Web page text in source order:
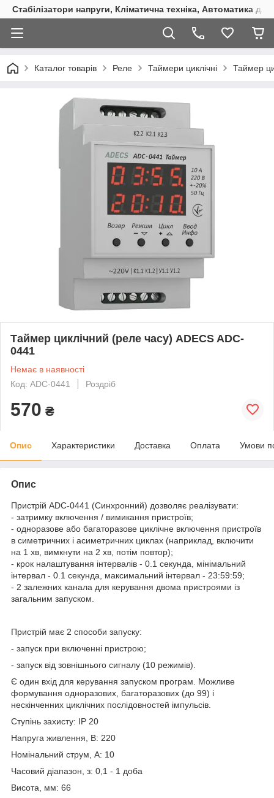
Стабілізатори напруги, Кліматична техніка, Автоматика
Каталог товарів Реле Таймери циклічні Таймер
Таймер циклічний (реле часу) ADECS ADC-
0441
Немає в наявності
Код: ADC-0441
Роздріб
570 ₴
Опис Характеристики Доставка Оплата Умови
Опис
Пристрій ADC-0441 (Синхронний) дозволяє реалізувати:
- затримку включення / вимикання пристроїв;
- одноразове або багаторазове циклічне включення пристроїв
в симетричних і асиметричних циклах (наприклад, включити
на 1 хв, вимкнути на 2 хв, потім повтор);
- крок налаштування інтервалів - 0.1 секунда, мінімальний
інтервал - 0.1 секунда, максимальний інтервал - 23:59:59;
- 2 залежних канала для керування двома пристроями із
загальним запуском.
Пристрій має 2 способи запуску:
- запуск при включенні пристрою;
- запуск від зовнішнього сигналу (10 режимів).
Є один вхід для керування запуском програм. Можливе
формування одноразових, багаторазових (до 99) і
нескінченних циклічних послідовностей імпульсів.
Ступінь захисту: IP 20
Напруга живлення, В: 220
Номінальний струм, А: 10
Часовий діапазон, з: 0,1 - 1 доба
Висота, мм: 66